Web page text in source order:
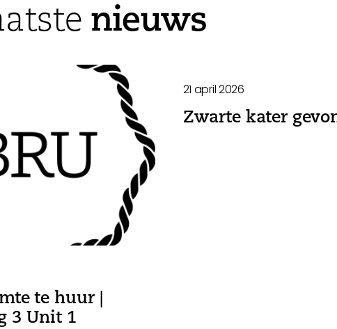
nieuws
te huur |
3 Unit 1
21 april 2026
Zwarte kater